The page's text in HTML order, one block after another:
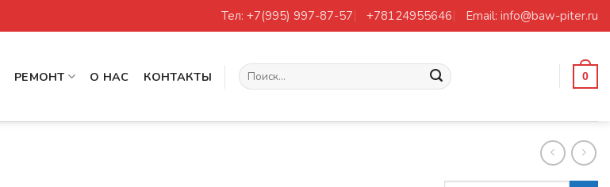
Тел: +7(995) 997-87-57 +78124955646 Email: info@baw-piter.ru
РЕМОНТ О НАС КОНТАКТЫ Искать: 0